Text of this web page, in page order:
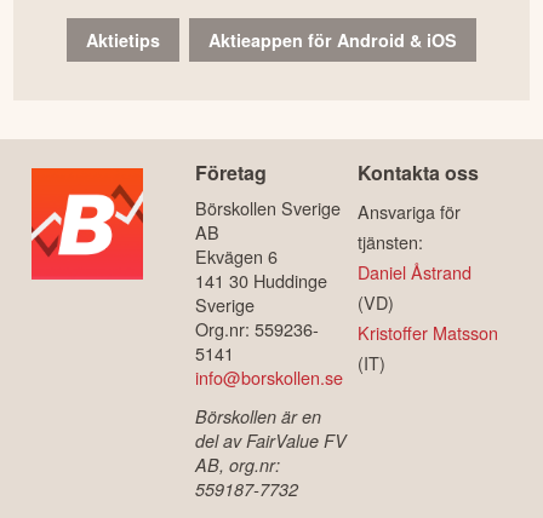
Aktietips Aktieappen för Android & iOS
Företag
Börskollen Sverige
AB
Ekvägen 6
141 30 Huddinge
Sverige
Org.nr: 559236-
5141
info@borskollen.se
Börskollen är en
del av FairValue FV
AB, org.nr:
559187-7732
Kontakta oss
Ansvariga för
tjänsten:
Daniel Åstrand
(VD)
Kristoffer Matsson
(IT)